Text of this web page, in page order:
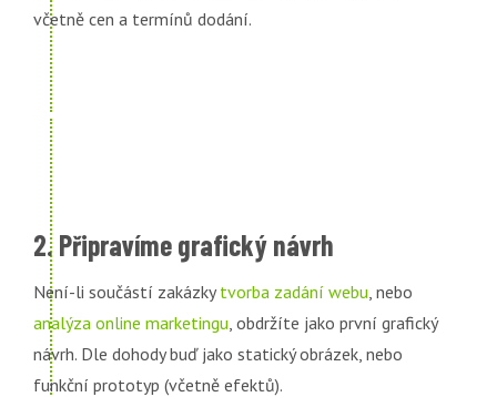
včetně cen a termínů dodání.
2. Připravíme grafický návrh
Není-li součástí zakázkytvorba zadání webu, nebo
analýza online marketingu, obdržíte jako první grafický
návrh. Dle dohody buď jako statický obrázek, nebo
funkční prototyp (včetně efektů).